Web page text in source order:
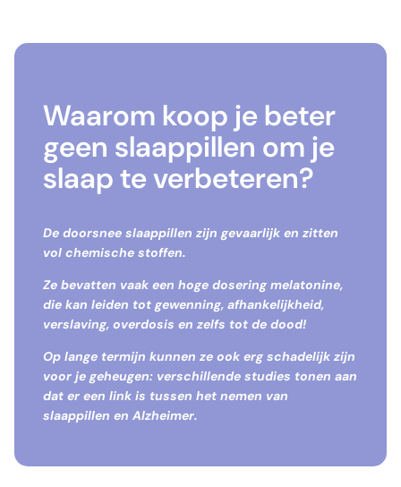
Waarom koop je beter
geen slaappillen om je
slaap te verbeteren?
De doorsnee slaappillen zijn gevaarlijk en zitten
vol chemische stoffen.
Ze bevatten vaak een hoge dosering melatonine,
die kan leiden tot gewenning, afhankelijkheid,
verslaving, overdosis en zelfs tot de dood!
Op lange termijn kunnen ze ook erg schadelijk zijn
voor je geheugen: verschillende studies tonen aan
dat er een link is tussen het nemen van
slaappillen en Alzheimer.